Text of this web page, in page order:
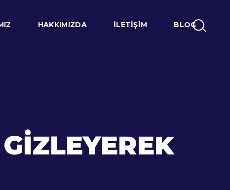
HAKKIMIZDA İLETIŞIM BLOG